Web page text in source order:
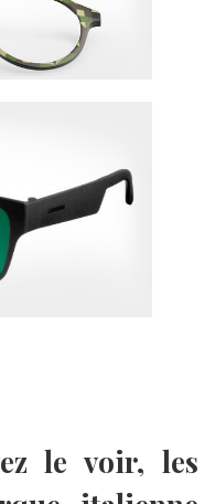
le voir, les